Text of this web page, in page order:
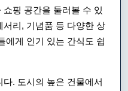
간
핑 공간을 둘러볼 수 있
리, 기념품 등 다양한 상
에게 인기 있는 간식도 쉽
. 도시의 높은 건물에서